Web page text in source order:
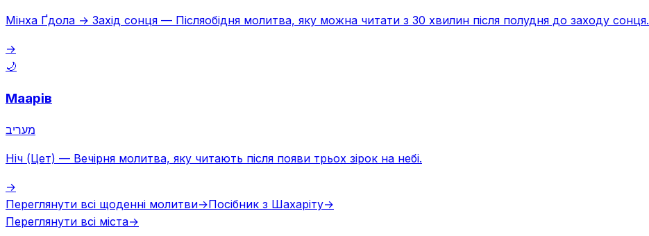
Мінха Ґдола → Захід сонця — Післяобідня молитва, яку можна читати з 30 хвилин після полудня до заходу сонця.
→
🌙
Маарів
מעריב
Ніч (Цет) — Вечірня молитва, яку читають після появи трьох зірок на небі.
→
Переглянути всі щоденні молитви→Посібник з Шахаріту→
Переглянути всі міста→